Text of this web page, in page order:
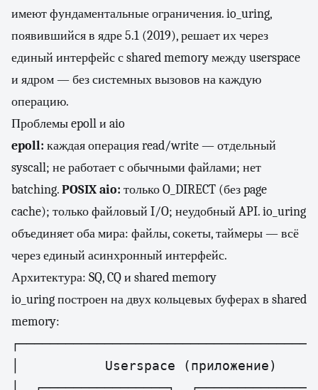
имеют фундаментальные ограничения. io_uring,
появившийся в ядре 5.1 (2019), решает их через
единый интерфейс с shared memory между userspace
и ядром — без системных вызовов на каждую
операцию.
Проблемы epoll и aio
epoll: каждая операция read/write — отдельный
syscall; не работает с обычными файлами; нет
batching.POSIX aio: только O_DIRECT (без page
cache); только файловый I/O; неудобный API. io_uring
объединяет оба мира: файлы, сокеты, таймеры — всё
через единый асинхронный интерфейс.
Архитектура: SQ, CQ и shared memory
io_uring построен на двух кольцевых буферах в shared
memory:
│           Userspace (приложение)